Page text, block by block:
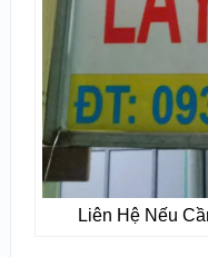
Liên Hệ Nếu